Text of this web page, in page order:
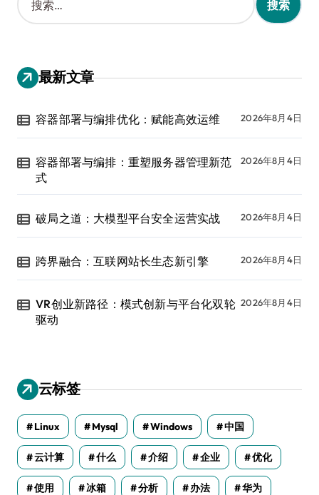
索
：
最新文章
容器部署与编排优化：赋能高效运维 2026年8月4日
容器部署与编排：重塑服务器管理新范
式
2026年8月4日
破局之道：大模型平台安全运营实战 2026年8月4日
跨界融合：互联网站长生态新引擎 2026年8月4日
VR创业新路径：模式创新与平台化双轮
驱动
2026年8月4日
云标签
Linux Mysql Windows 中国
云计算 什么 介绍 企业 优化
使用 冰箱 分析 办法 华为